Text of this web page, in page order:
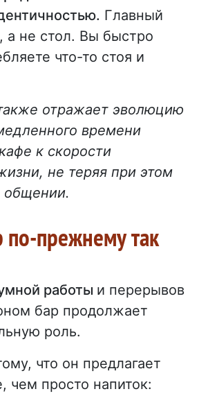
Главный
а не стол. Вы быстро
что-то стоя и
отражает эволюцию
времени
к скорости
не теряя при этом
общении.
прежнему так
работы и перерывов
бар продолжает
роль.
что он предлагает
чем просто напиток: